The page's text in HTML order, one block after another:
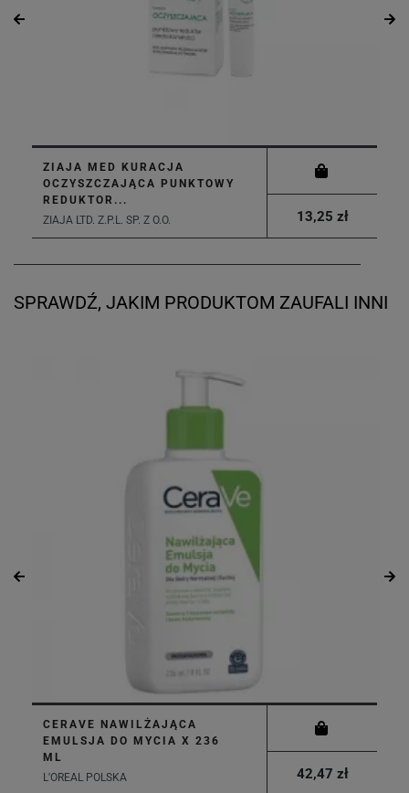
ZIAJA MED KURACJA
OCZYSZCZAJĄCA PUNKTOWY
REDUKTOR...
ZIAJA LTD. Z.P.L. SP. Z O.O.
13,25 zł
SPRAWDŹ, JAKIM PRODUKTOM ZAUFALI INNI
CERAVE NAWILŻAJĄCA
EMULSJA DO MYCIA X 236
ML
L'OREAL POLSKA
42,47 zł